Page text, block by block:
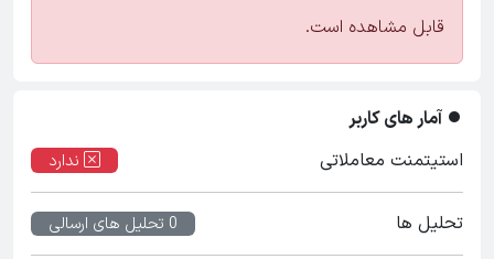
قابل مشاهده است.
آمار های کاربر
استیتمنت معاملاتی
ندارد
تحلیل ها 0 تحلیل های ارسالی